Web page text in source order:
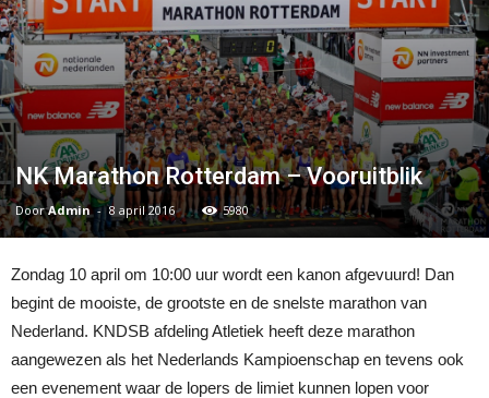
NK Marathon Rotterdam – Vooruitblik
DoorAdmin - 8 april 2016 5980
Zondag 10 april om 10:00 uur wordt een kanon afgevuurd! Dan
begint de mooiste, de grootste en de snelste marathon van
Nederland. KNDSB afdeling Atletiek heeft deze marathon
aangewezen als het Nederlands Kampioenschap en tevens ook
een evenement waar de lopers de limiet kunnen lopen voor